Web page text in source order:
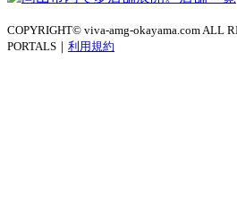
COPYRIGHT© viva-amg-okayama.com ALL
PORTALS｜ 利用規約